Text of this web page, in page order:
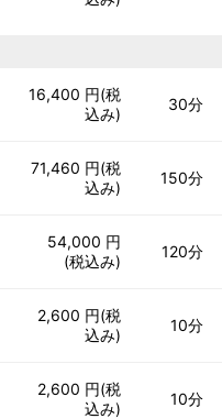
16,400 円(税
込み)
30分
71,460 円(税
込み)
150分
54,000 円
(税込み)
120分
2,600 円(税
込み)
10分
2,600 円(税
込み)
10分